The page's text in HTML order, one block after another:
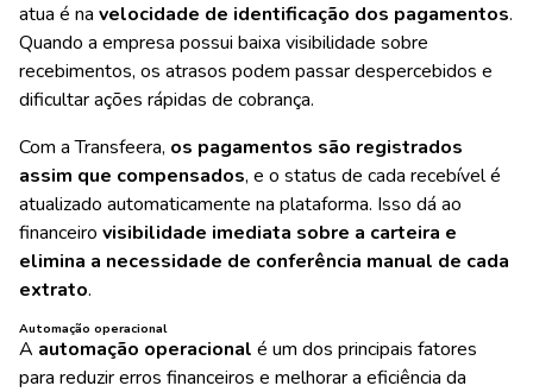
atua é na velocidade de identificação dos pagamentos.
Quando a empresa possui baixa visibilidade sobre
recebimentos, os atrasos podem passar despercebidos e
dificultar ações rápidas de cobrança.
Com a Transfeera, os pagamentos são registrados
assim que compensados, e o status de cada recebível é
atualizado automaticamente na plataforma. Isso dá ao
financeiro visibilidade imediata sobre a carteira e
elimina a necessidade de conferência manual de cada
extrato.
Automação operacional
A automação operacional é um dos principais fatores
para reduzir erros financeiros e melhorar a eficiência da